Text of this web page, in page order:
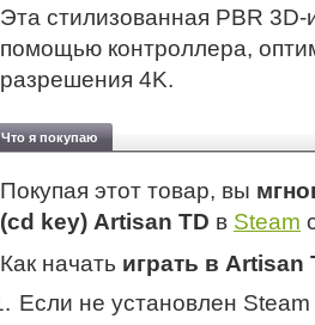
Эта стилизованная PBR
помощью контроллера,
разрешения 4K.
Что я покупаю
Покупая этот товар, вы
(cd key) Artisan TD в Steam
Как начать играть в Artisan
Если не установлен